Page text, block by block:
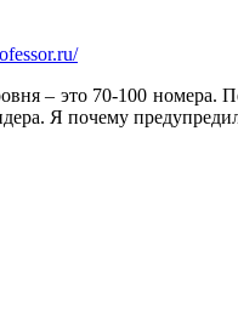
– это 70-100
Я почему